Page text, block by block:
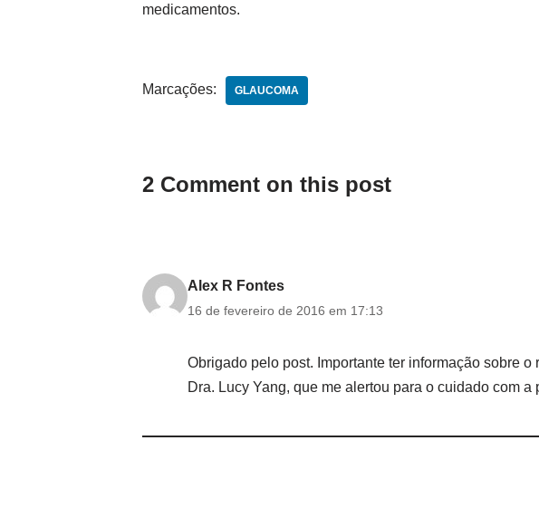
medicamentos.
Marcações: GLAUCOMA
2 Comment on this post
Alex R Fontes
16 de fevereiro de 2016 em 17:13
Obrigado pelo post. Importante ter informação sobre
Dra. Lucy Yang, que me alertou para o cuidado com a